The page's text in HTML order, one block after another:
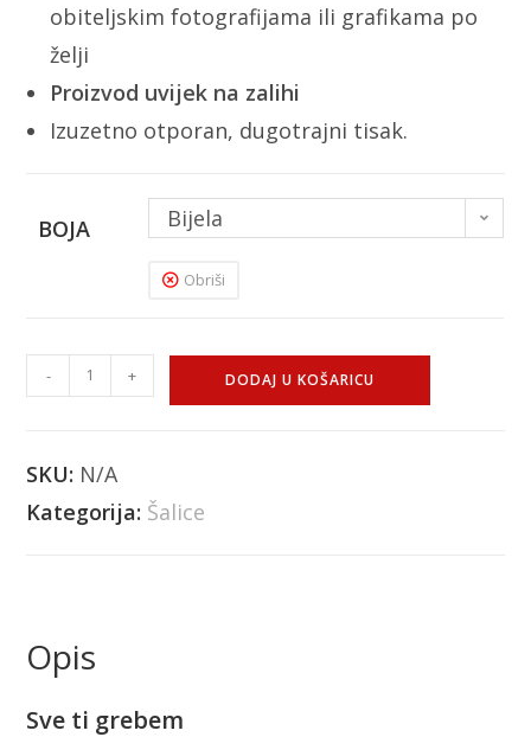
obiteljskim fotografijama ili grafikama po
želji
Proizvod uvijek na zalihi
Izuzetno otporan, dugotrajni tisak.
BOJA Bijela
Obriši
- + DODAJ U KOŠARICU
SKU: N/A
Kategorija: Šalice
Opis
Sve ti grebem